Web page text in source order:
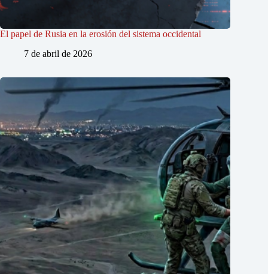
El papel de Rusia en la erosión del sistema occidental
7 de abril de 2026